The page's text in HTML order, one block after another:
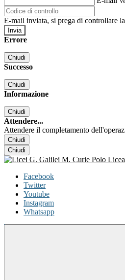
E-mail inviata, si prega di controllare
Errore
Chiudi
Successo
Chiudi
Informazione
Chiudi
Attendere...
Attendere il completamento
Chiudi
Chiudi
Facebook
Twitter
Youtube
Instagram
Whatsapp